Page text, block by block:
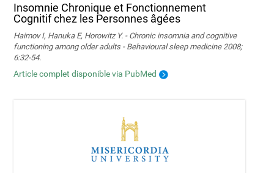
Insomnie Chronique et Fonctionnement
Cognitif chez les Personnes âgées
Haimov I, Hanuka E, Horowitz Y. - Chronic insomnia and cognitive
functioning among older adults - Behavioural sleep medicine 2008;
6:32-54.
Article complet disponible via PubMed